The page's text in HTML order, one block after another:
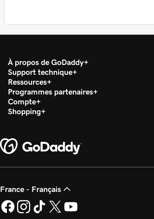
À propos de GoDaddy
Support technique
Ressources
Programmes partenaires
Compte
Shopping
France - Français